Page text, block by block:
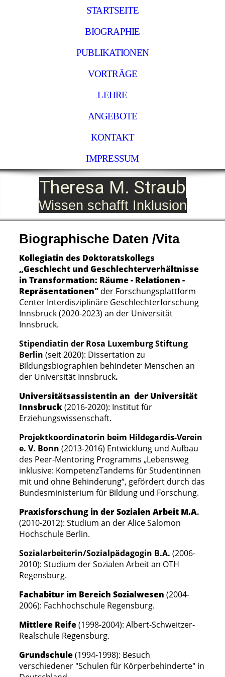
STARTSEITE
BIOGRAPHIE
PUBLIKATIONEN
VORTRÄGE
LEHRE
ANGEBOTE
KONTAKT
IMPRESSUM
Theresa M. Straub
Wissen schafft Inklusion
Biographische Daten /Vita
Kollegiatin des Doktoratskollegs
„Geschlecht und Geschlechterverhältnisse
in Transformation: Räume - Relationen -
Repräsentationen" der Forschungsplattform
Center Interdisziplinäre Geschlechterforschung
Innsbruck (2020-2023) an der Universität
Innsbruck.
Stipendiatin der Rosa Luxemburg Stiftung
Berlin (seit 2020): Dissertation zu
Bildungsbiographien behindeter Menschen an
der Universität Innsbruck.
Universitätsassistentin an der Universität
Innsbruck(2016-2020): Institut für
Erziehungswissenschaft.
Projektkoordinatorin beim Hildegardis-Verein
e. V. Bonn (2013-2016) Entwicklung und Aufbau
des Peer-Mentoring Programms „Lebensweg
inklusive: KompetenzTandems für Studentinnen
mit und ohne Behinderung“, gefördert durch das
Bundesministerium für Bildung und Forschung.
Praxisforschung in der Sozialen Arbeit M.A.
(2010-2012): Studium an der Alice Salomon
Hochschule Berlin.
Sozialarbeiterin/Sozialpädagogin B.A. (2006-
2010): Studium der Sozialen Arbeit an OTH
Regensburg.
Fachabitur im Bereich Sozialwesen (2004-
2006): Fachhochschule Regensburg.
Mittlere Reife(1998-2004): Albert-Schweitzer-
Realschule Regensburg.
Grundschule(1994-1998): Besuch
verschiedener "Schulen für Körperbehinderte" in